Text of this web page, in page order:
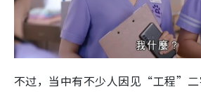
不过，当中有不少人因见“工程”二